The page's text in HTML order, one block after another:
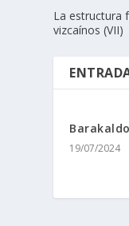
La estructura
vizcaínos (VII)
19/07/2024